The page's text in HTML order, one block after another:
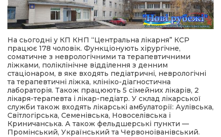
На сьогодні у КП КНП “Центральна лікарня” КСР
працює 178 чоловік. Функціонують хірургічне,
соматичне з неврологічними та терапевтичними
ліжками, поліклінічне відділення з денним
стаціонаром, в яке входять педіатричні, неврологічні
та терапевтичні ліжка, клініко-діагностична
лабораторія. Також працюють 5 сімейних лікарів, 2
лікаря-терапевта і лікар-педіатр. У склад лікарської
служби також входять лікарські амбулаторії: Аулівська,
Світлогірська, Семенівська, Новоселівська і
Криничанська. А також фельдшерські пункти —
Промінський, Український та Червоноіванівський.